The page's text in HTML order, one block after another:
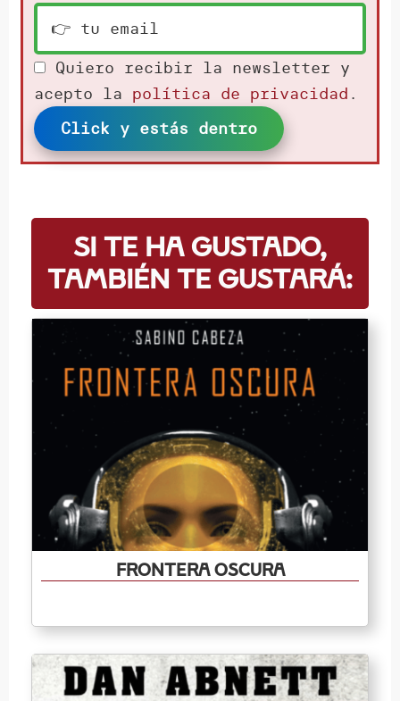
Quiero recibir la newsletter y
acepto la política de privacidad .
Click y estás dentro
Si te ha gustado,
también te gustará:
Frontera oscura